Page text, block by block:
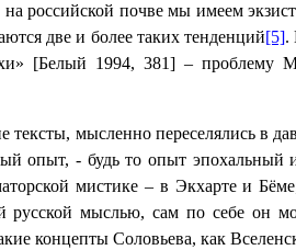
российской почве мы имеем
две и более таких тенденций[5].
[Белый 1994, 381] – проблему
мысленно переселялись в
опыт, - будь то опыт
мистике – в Экхарте и
русской мыслью, сам по себе он
концепты Соловьева, как